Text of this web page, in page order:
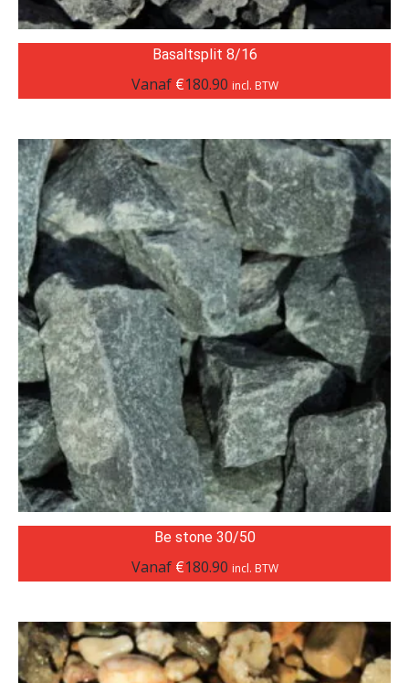
Basaltsplit 8/16
Vanaf €180.90 incl. BTW
Be stone 30/50
Vanaf €180.90 incl. BTW